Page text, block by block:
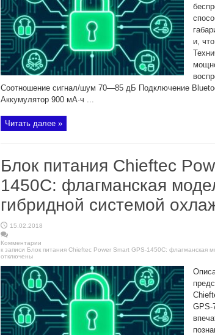
и,
Соотношение сигнал/шум 70—85 дБ Подключение
Аккумулятор 900 мА·ч ...
Читать далее »
Блок питания Chieftec
1450C: флагманская
гибридной системой
15.02.2018
Комментарии
к записи Блок питания Chieftec Power Smart GPS-1450C: флагманская
отключены
GPS-